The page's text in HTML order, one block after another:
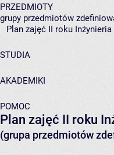
PRZEDMIOTY
grupy przedmiotów
Plan zajęć II roku
STUDIA
AKADEMIKI
POMOC
Plan zajęć II roku
(grupa przedmiotów